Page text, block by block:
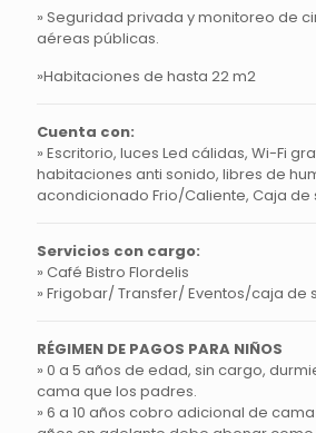
» Seguridad privada y monitoreo de
aéreas públicas.
»Habitaciones de hasta 22 m2
Cuenta con:
» Escritorio, luces Led cálidas, Wi-Fi
habitaciones anti sonido, libres de
acondicionado Frio/Caliente, Caja de
Servicios con cargo:
» Café Bistro Flordelis
» Frigobar/ Transfer/ Eventos/caja de
RÉGIMEN DE PAGOS PARA NIÑOS
» 0 a 5 años de edad, sin cargo,
cama que los padres.
» 6 a 10 años cobro adicional de cama